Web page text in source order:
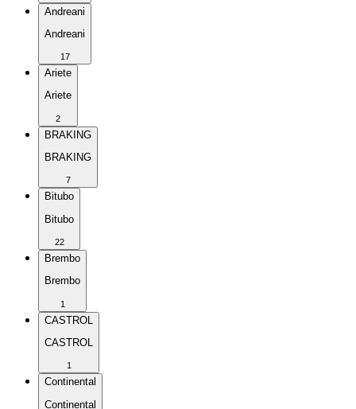
Andreani
Andreani
17
Ariete
Ariete
2
BRAKING
BRAKING
7
Bitubo
Bitubo
22
Brembo
Brembo
1
CASTROL
CASTROL
1
Continental
Continental